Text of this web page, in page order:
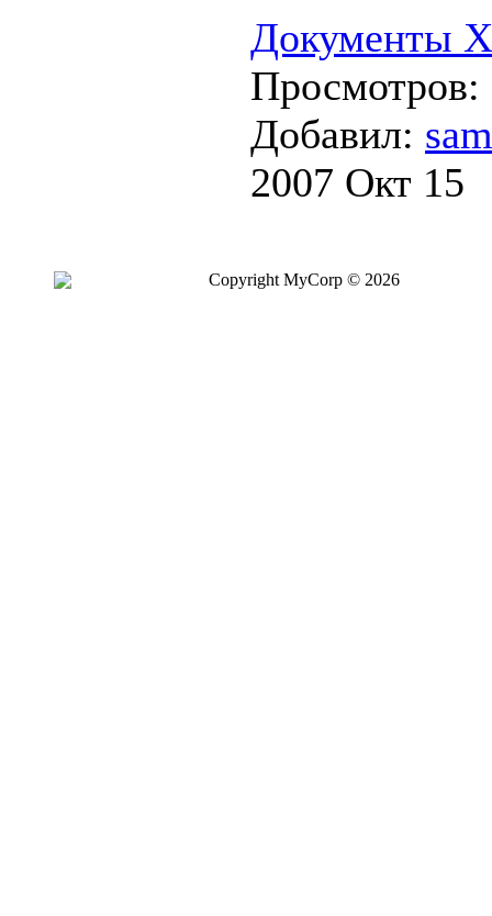
Документы
Просмотров:
Добавил:
2007 Окт 15
Copyright MyCorp © 2026